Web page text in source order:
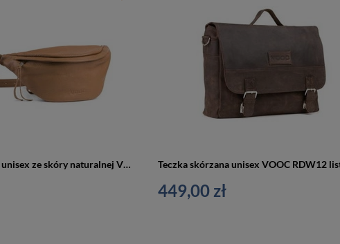
Nerka skórzana unisex ze skóry naturalnej VOOC EP19 crossbody camel brąz
449,00 zł